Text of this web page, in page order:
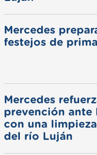
Mercedes
festejos de
Mercedes
prevención ante
con una
del río Luján